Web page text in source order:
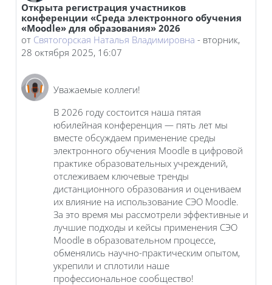
Открыта регистрация участников
конференции «Среда электронного обучения
«Moodle» для образования» 2026
от Святогорская Наталья Владимировна - вторник,
28 октября 2025, 16:07
Количество ответов: 0
Уважаемые коллеги!
В 2026 году состоится наша пятая
юбилейная конференция — пять лет мы
вместе обсуждаем применение среды
электронного обучения Moodle в цифровой
практике образовательных учреждений,
отслеживаем ключевые тренды
дистанционного образования и оцениваем
их влияние на использование СЭО Moodle.
За это время мы рассмотрели эффективные и
лучшие подходы и кейсы применения СЭО
Moodle в образовательном процессе,
обменялись научно-практическим опытом,
укрепили и сплотили наше
профессиональное сообщество!